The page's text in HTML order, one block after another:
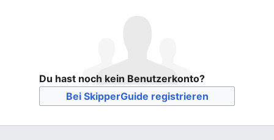
Du hast noch kein Benutzerkonto?
Bei SkipperGuide registrieren